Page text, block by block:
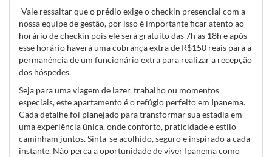
-Vale ressaltar que o prédio exige o checkin presencial com a
nossa equipe de gestão, por isso é importante ficar atento ao
horário de checkin pois ele será gratuíto das 7h as 18h e após
esse horário haverá uma cobrança extra de R$150 reais para a
permanência de um funcionário extra para realizar a recepção
dos hóspedes.
Seja para uma viagem de lazer, trabalho ou momentos
especiais, este apartamento é o refúgio perfeito em Ipanema.
Cada detalhe foi planejado para transformar sua estadia em
uma experiência única, onde conforto, praticidade e estilo
caminham juntos. Sinta-se acolhido, seguro e inspirado a cada
instante. Não perca a oportunidade de viver Ipanema como